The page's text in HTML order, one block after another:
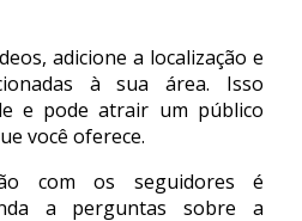
adicione a localização e
à sua área. Isso
e pode atrair um público
você oferece.
com os seguidores é
a perguntas sobre a